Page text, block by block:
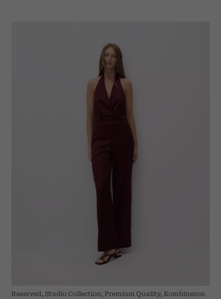
Reserved, Studio Collection, Premium Quality, Kombinezon